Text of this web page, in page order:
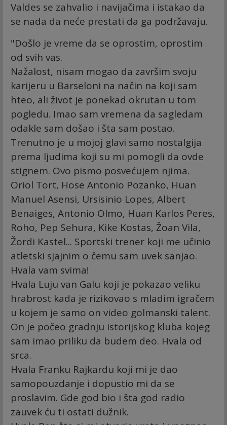
Valdes se zahvalio i navijačima i istakao da
se nada da neće prestati da ga podržavaju.
"Došlo je vreme da se oprostim, oprostim
od svih vas.
Nažalost, nisam mogao da završim svoju
karijeru u Barseloni na način na koji sam
hteo, ali život je ponekad okrutan u tom
pogledu. Imao sam vremena da sagledam
odakle sam došao i šta sam postao.
Trenutno je u mojoj glavi samo nostalgija
prema ljudima koji su mi pomogli da ovde
stignem. Ovo pismo posvećujem njima.
Oriol Tort, Hose Antonio Pozanko, Huan
Manuel Asensi, Ursisinio Lopes, Albert
Benaiges, Antonio Olmo, Huan Karlos Peres,
Roho, Pep Sehura, Kike Kostas, Žoan Vila,
Žordi Kastel... Sportski trener koji me učinio
atletski sjajnim o čemu sam uvek sanjao.
Hvala vam svima!
Hvala Luju van Galu koji je pokazao veliku
hrabrost kada je rizikovao s mladim igračem
u kojem je samo on video golmanski talent.
On je počeo gradnju istorijskog kluba kojeg
sam imao priliku da budem deo. Hvala od
srca.
Hvala Franku Rajkardu koji mi je dao
samopouzdanje i dopustio mi da se
proslavim. Gde god bio i šta god radio
zauvek ću ti ostati dužnik.